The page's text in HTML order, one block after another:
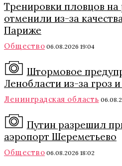
Тренировки пловцов на
отменили из-за
Париже
Общество 06.08.2026 19:04
Штормовое
Ленобласти из-за гроз и
Ленинградская область
Путин разрешил
аэропорт Шереметьево
Общество 06.08.2026 18:02